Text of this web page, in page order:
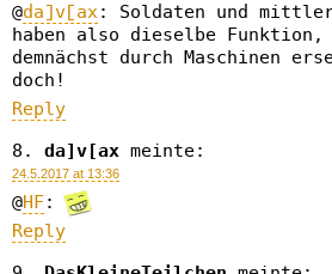
@da]v[ax: Soldaten und
haben also dieselbe
demnächst durch Maschinen
doch!
Reply
da]v[ax meinte:
24.5.2017 at 13:36
@HF:
Reply